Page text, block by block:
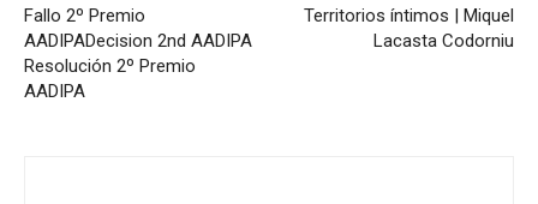
Fallo 2º Premio
AADIPADecision 2nd AADIPA
Resolución 2º Premio
AADIPA
Territorios íntimos | Miquel
Lacasta Codorniu